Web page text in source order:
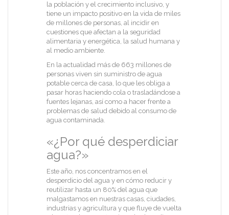
la población y el crecimiento inclusivo, y
tiene un impacto positivo en la vida de miles
de millones de personas, al incidir en
cuestiones que afectan a la seguridad
alimentaria y energética, la salud humana y
al medio ambiente.
En la actualidad más de 663 millones de
personas viven sin suministro de agua
potable cerca de casa, lo que les obliga a
pasar horas haciendo cola o trasladándose a
fuentes lejanas, así como a hacer frente a
problemas de salud debido al consumo de
agua contaminada.
«¿Por qué desperdiciar
agua?»
Este año, nos concentramos en el
desperdicio del agua y en cómo reducir y
reutilizar hasta un 80% del agua que
malgastamos en nuestras casas, ciudades,
industrias y agricultura y que fluye de vuelta